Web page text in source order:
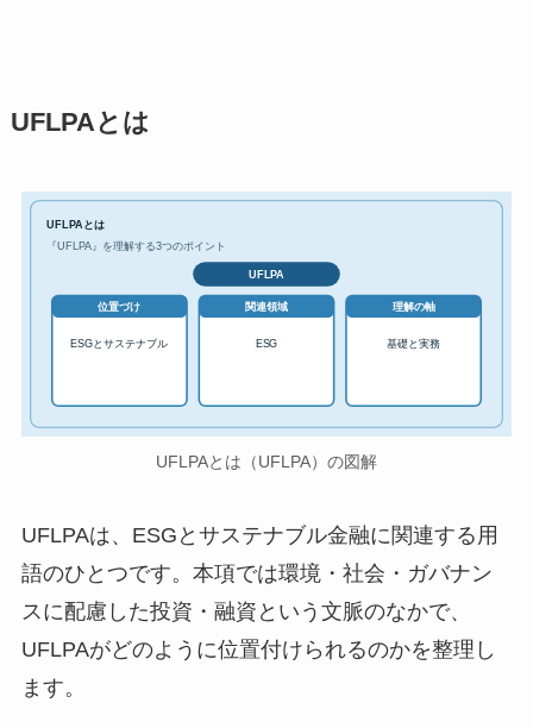
UFLPAとは
UFLPAとは
『UFLPA』を理解する3つのポイント
UFLPA
位置づけ
ESGとサステナブル
関連領域
ESG
理解の軸
基礎と実務
UFLPAとは（UFLPA）の図解
UFLPAは、ESGとサステナブル金融に関連する用
語のひとつです。本項では環境・社会・ガバナン
スに配慮した投資・融資という文脈のなかで、
UFLPAがどのように位置付けられるのかを整理し
ます。